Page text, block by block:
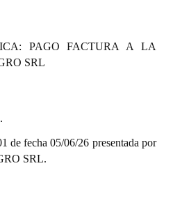
PAGO FACTURA A LA
SRL
de fecha 05/06/26 presentada por
SRL.